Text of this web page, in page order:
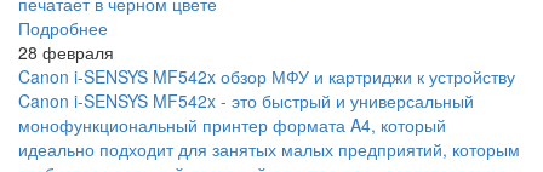
Подробнее
28 февраля
Canon i-SENSYS MF542x обзор МФУ и картриджи к устройству
Canon i-SENSYS MF542x - это быстрый и универсальный
монофункциональный принтер формата A4, который
идеально подходит для занятых малых предприятий, которым